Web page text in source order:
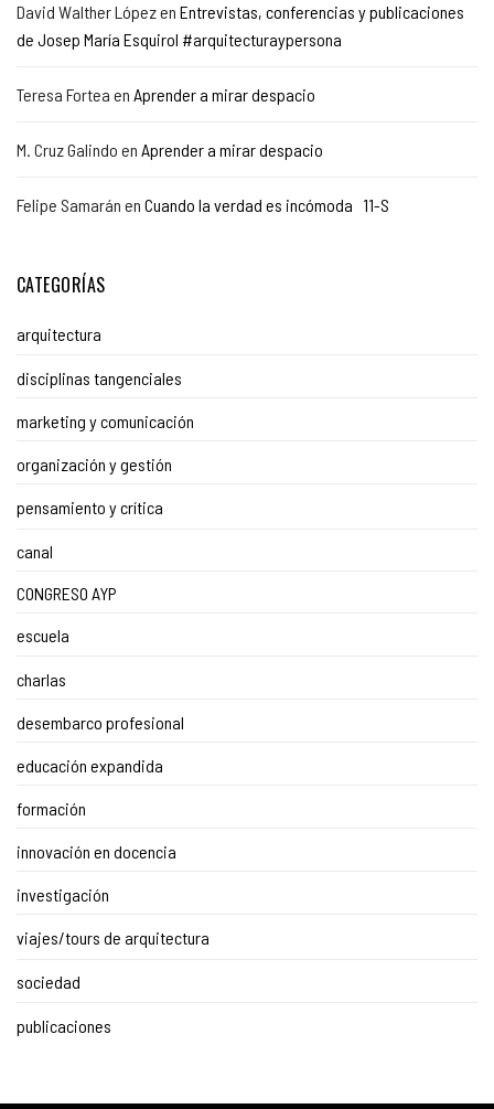
David Walther Lópezen Entrevistas, conferencias y publicaciones
de Josep María Esquirol #arquitecturaypersona
Teresa Fortea en Aprender a mirar despacio
M. Cruz Galindo en Aprender a mirar despacio
Felipe Samarán en Cuando la verdad es incómoda 11-S
CATEGORÍAS
arquitectura
disciplinas tangenciales
marketing y comunicación
organización y gestión
pensamiento y crítica
canal
CONGRESO AYP
escuela
charlas
desembarco profesional
educación expandida
formación
innovación en docencia
investigación
viajes/tours de arquitectura
sociedad
publicaciones